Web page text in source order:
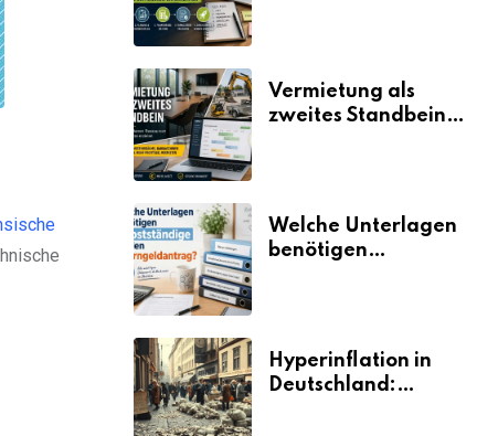
Vermietung als
zweites Standbein:
Umsätze machen
Welche Unterlagen
benötigen
Hyperinflation in
Deutschland: